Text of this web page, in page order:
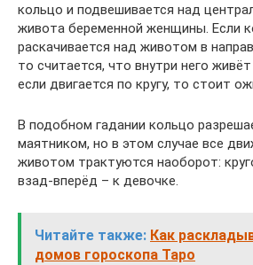
кольцо и подвешивается над
живота беременной женщины. Если
раскачивается над животом в
то считается, что внутри него
если двигается по кругу, то стоит
В подобном гадании кольцо
маятником, но в этом случае все
животом трактуются наоборот:
взад-вперёд – к девочке.
Читайте также: Как
домов гороскопа Таро